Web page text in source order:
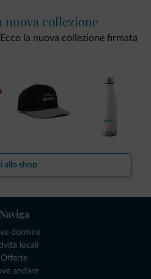
nuova collezione
la nuova collezione firmata
allo shop
Naviga
dormire
locali
Offerte
andare